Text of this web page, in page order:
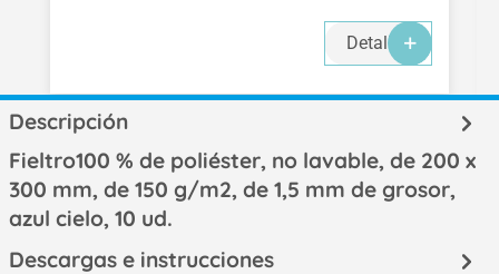
Detalles
Descripción
Fieltro100 % de poliéster, no lavable, de 200 x
300 mm, de 150 g/m2, de 1,5 mm de grosor,
azul cielo, 10 ud.
Descargas e instrucciones